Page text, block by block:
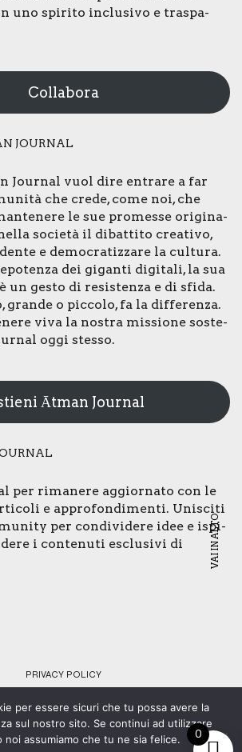
uno spi­ri­to inclu­si­vo e tra­spa­
Collabora
JOUR­NAL
Jour­nal vuol dire entra­re a far
che cre­de, come noi, che
le sue pro­mes­se ori­gi­na­
socie­tà il dibat­ti­to crea­ti­vo,
e demo­cra­tiz­za­re la cul­tu­ra.
dei gigan­ti digi­ta­li, la sua
un gesto di resi­sten­za e di sfi­da.
o pic­co­lo, fa la dif­fe­ren­za.
viva la nostra mis­sio­ne soste­
oggi stes­so.
Ātman Journal
per rima­ne­re aggior­na­to con le
e appro­fon­di­men­ti. Uni­sci­ti
per con­di­vi­de­re idee e ispi­
i con­te­nu­ti esclu­si­vi di
PRI­VA­CY POLI­CY
VAI IN ALTO
- Tutti i diritti riservati - C.F. 92073430461 -
Web design: SMStudio 0
per essere sicuri che tu possa avere la
sul nostro sito. Se continui ad utilizzare
noi assumiamo che tu ne sia felice.